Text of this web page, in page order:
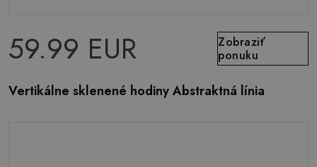
59.99 EUR
Zobraziť
ponuku
Vertikálne sklenené hodiny Abstraktná línia